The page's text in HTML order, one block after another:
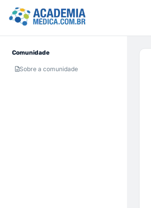
Comunidade
Sobre a comunidade